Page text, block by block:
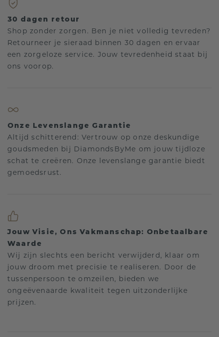
30 dagen retour
Shop zonder zorgen. Ben je niet volledig tevreden?
Retourneer je sieraad binnen 30 dagen en ervaar
een zorgeloze service. Jouw tevredenheid staat bij
ons voorop.
Onze Levenslange Garantie
Altijd schitterend: Vertrouw op onze deskundige
goudsmeden bij DiamondsByMe om jouw tijdloze
schat te creëren. Onze levenslange garantie biedt
gemoedsrust.
Jouw Visie, Ons Vakmanschap: Onbetaalbare
Waarde
Wij zijn slechts een bericht verwijderd, klaar om
jouw droom met precisie te realiseren. Door de
tussenpersoon te omzeilen, bieden we
ongeëvenaarde kwaliteit tegen uitzonderlijke
prijzen.